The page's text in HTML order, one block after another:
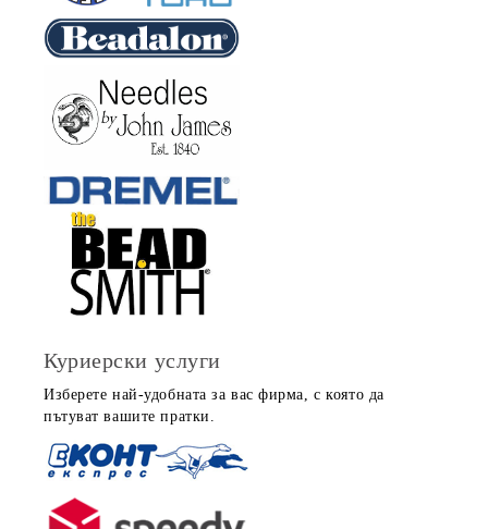
Куриерски услуги
Изберете най-удобната за вас фирма, с която да
пътуват вашите пратки.